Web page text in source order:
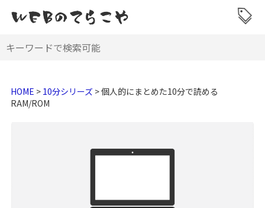
HOME > 10分シリーズ>個人的にまとめた10分で読める
RAM/ROM